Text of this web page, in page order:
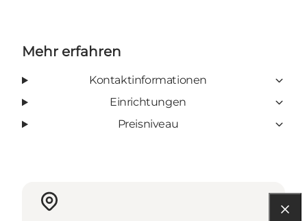
Mehr erfahren
Kontaktinformationen
Einrichtungen
Preisniveau